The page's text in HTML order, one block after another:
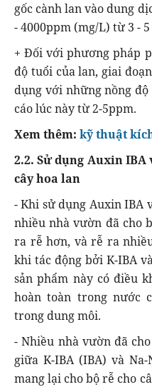
gốc cành lan vào dung
- 4000ppm (mg/L) từ 3 -
+ Đối với phương pháp
độ tuổi của lan, giai
dụng với những nồng
cáo lúc này từ 2-5ppm.
Xem thêm: kỹ thuật
2.2. Sử dụng Auxin
cây hoa lan
- Khi sử dụng Auxin IBA
nhiều nhà vườn đã cho
ra rễ hơn, và rễ ra
khi tác động bởi K-IBA
sản phẩm này có điều
hoàn toàn trong nước
trong dung môi.
- Nhiều nhà vườn đã
giữa K-IBA (IBA) và
mang lại cho bộ rễ cho